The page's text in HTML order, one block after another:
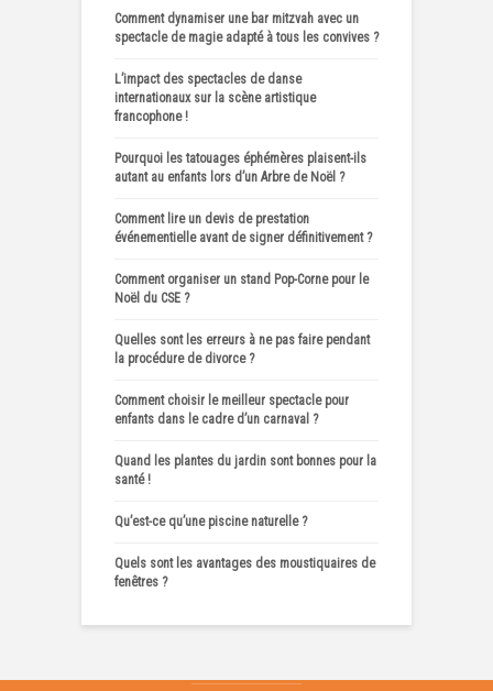
Comment dynamiser une bar mitzvah avec un
spectacle de magie adapté à tous les convives ?
L’impact des spectacles de danse
internationaux sur la scène artistique
francophone !
Pourquoi les tatouages éphémères plaisent-ils
autant au enfants lors d’un Arbre de Noël ?
Comment lire un devis de prestation
événementielle avant de signer définitivement ?
Comment organiser un stand Pop-Corne pour le
Noël du CSE ?
Quelles sont les erreurs à ne pas faire pendant
la procédure de divorce ?
Comment choisir le meilleur spectacle pour
enfants dans le cadre d’un carnaval ?
Quand les plantes du jardin sont bonnes pour la
santé !
Qu’est-ce qu’une piscine naturelle ?
Quels sont les avantages des moustiquaires de
fenêtres ?